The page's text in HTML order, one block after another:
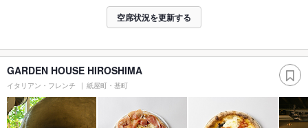
空席状況を更新する
GARDEN HOUSE HIROSHIMA
イタリアン・フレンチ 紙屋町・基町